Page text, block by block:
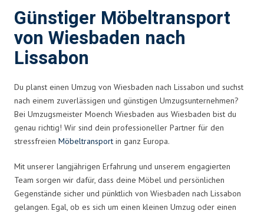
Günstiger Möbeltransport
von Wiesbaden nach
Lissabon
Du planst einen Umzug von Wiesbaden nach Lissabon und suchst
nach einem zuverlässigen und günstigen Umzugsunternehmen?
Bei Umzugsmeister Moench Wiesbaden aus Wiesbaden bist du
genau richtig! Wir sind dein professioneller Partner für den
stressfreien Möbeltransport in ganz Europa.
Mit unserer langjährigen Erfahrung und unserem engagierten
Team sorgen wir dafür, dass deine Möbel und persönlichen
Gegenstände sicher und pünktlich von Wiesbaden nach Lissabon
gelangen. Egal, ob es sich um einen kleinen Umzug oder einen